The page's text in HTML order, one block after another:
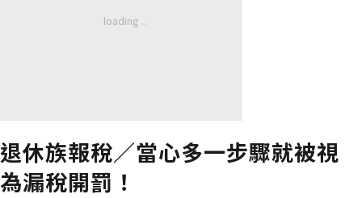
退休族報稅／當心多一步驟就被視
為漏稅開罰！